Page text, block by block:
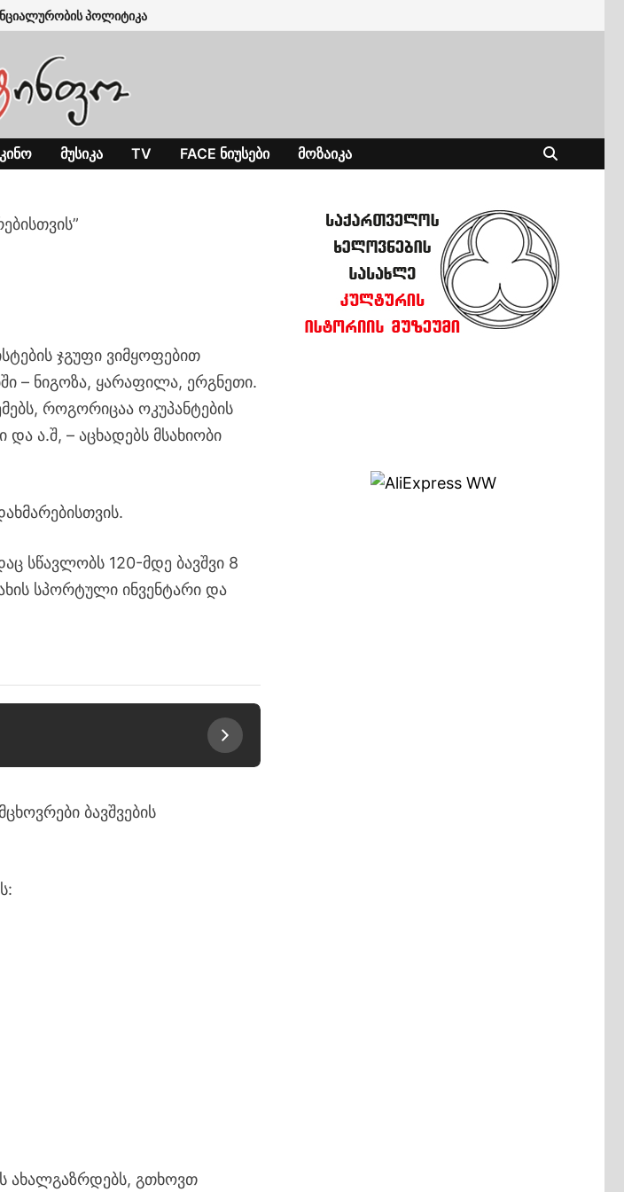
პოლიტიკა
ᲙᲘᲜᲝ ᲛᲣᲡᲘᲙᲐ TV FACE ᲜᲘᲣᲡᲔᲑᲘ ᲛᲝᲖᲐᲘᲙᲐ
ჯგუფი ვიმყოფებით
– ნიგოზა, ყარაფილა, ერგნეთი.
როგორიცაა ოკუპანტების
და ა.შ, – აცხადებს მსახიობი
სწავლობს 120-მდე ბავშვი 8
სპორტული ინვენტარი და
ბავშვების
ახალგაზრდებს, გთხოვთ